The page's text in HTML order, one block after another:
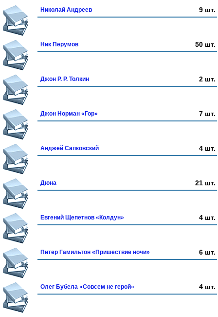
Николай Андреев 9 шт.
Ник Перумов 50 шт.
Джон Р. Р. Толкин 2 шт.
Джон Норман «Гор» 7 шт.
Анджей Сапковский 4 шт.
Дюна 21 шт.
Евгений Щепетнов «Колдун» 4 шт.
Питер Гамильтон «Пришествие ночи» 6 шт.
Олег Бубела «Совсем не герой» 4 шт.